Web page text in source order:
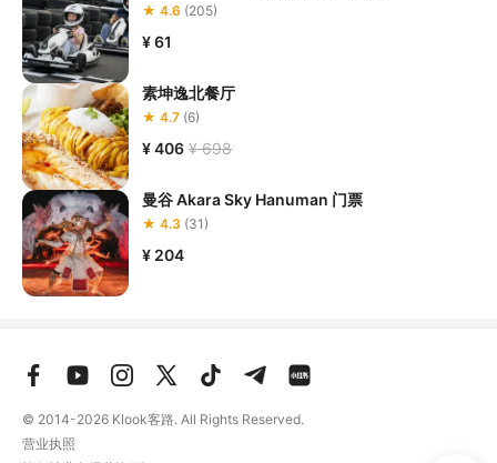
★ 4.6 (205)
¥ 61
素坤逸北餐厅
★ 4.7 (6)
¥ 406 ¥ 698
曼谷 Akara Sky Hanuman 门票
★ 4.3 (31)
¥ 204
© 2014-2026 Klook客路. All Rights Reserved.
营业执照